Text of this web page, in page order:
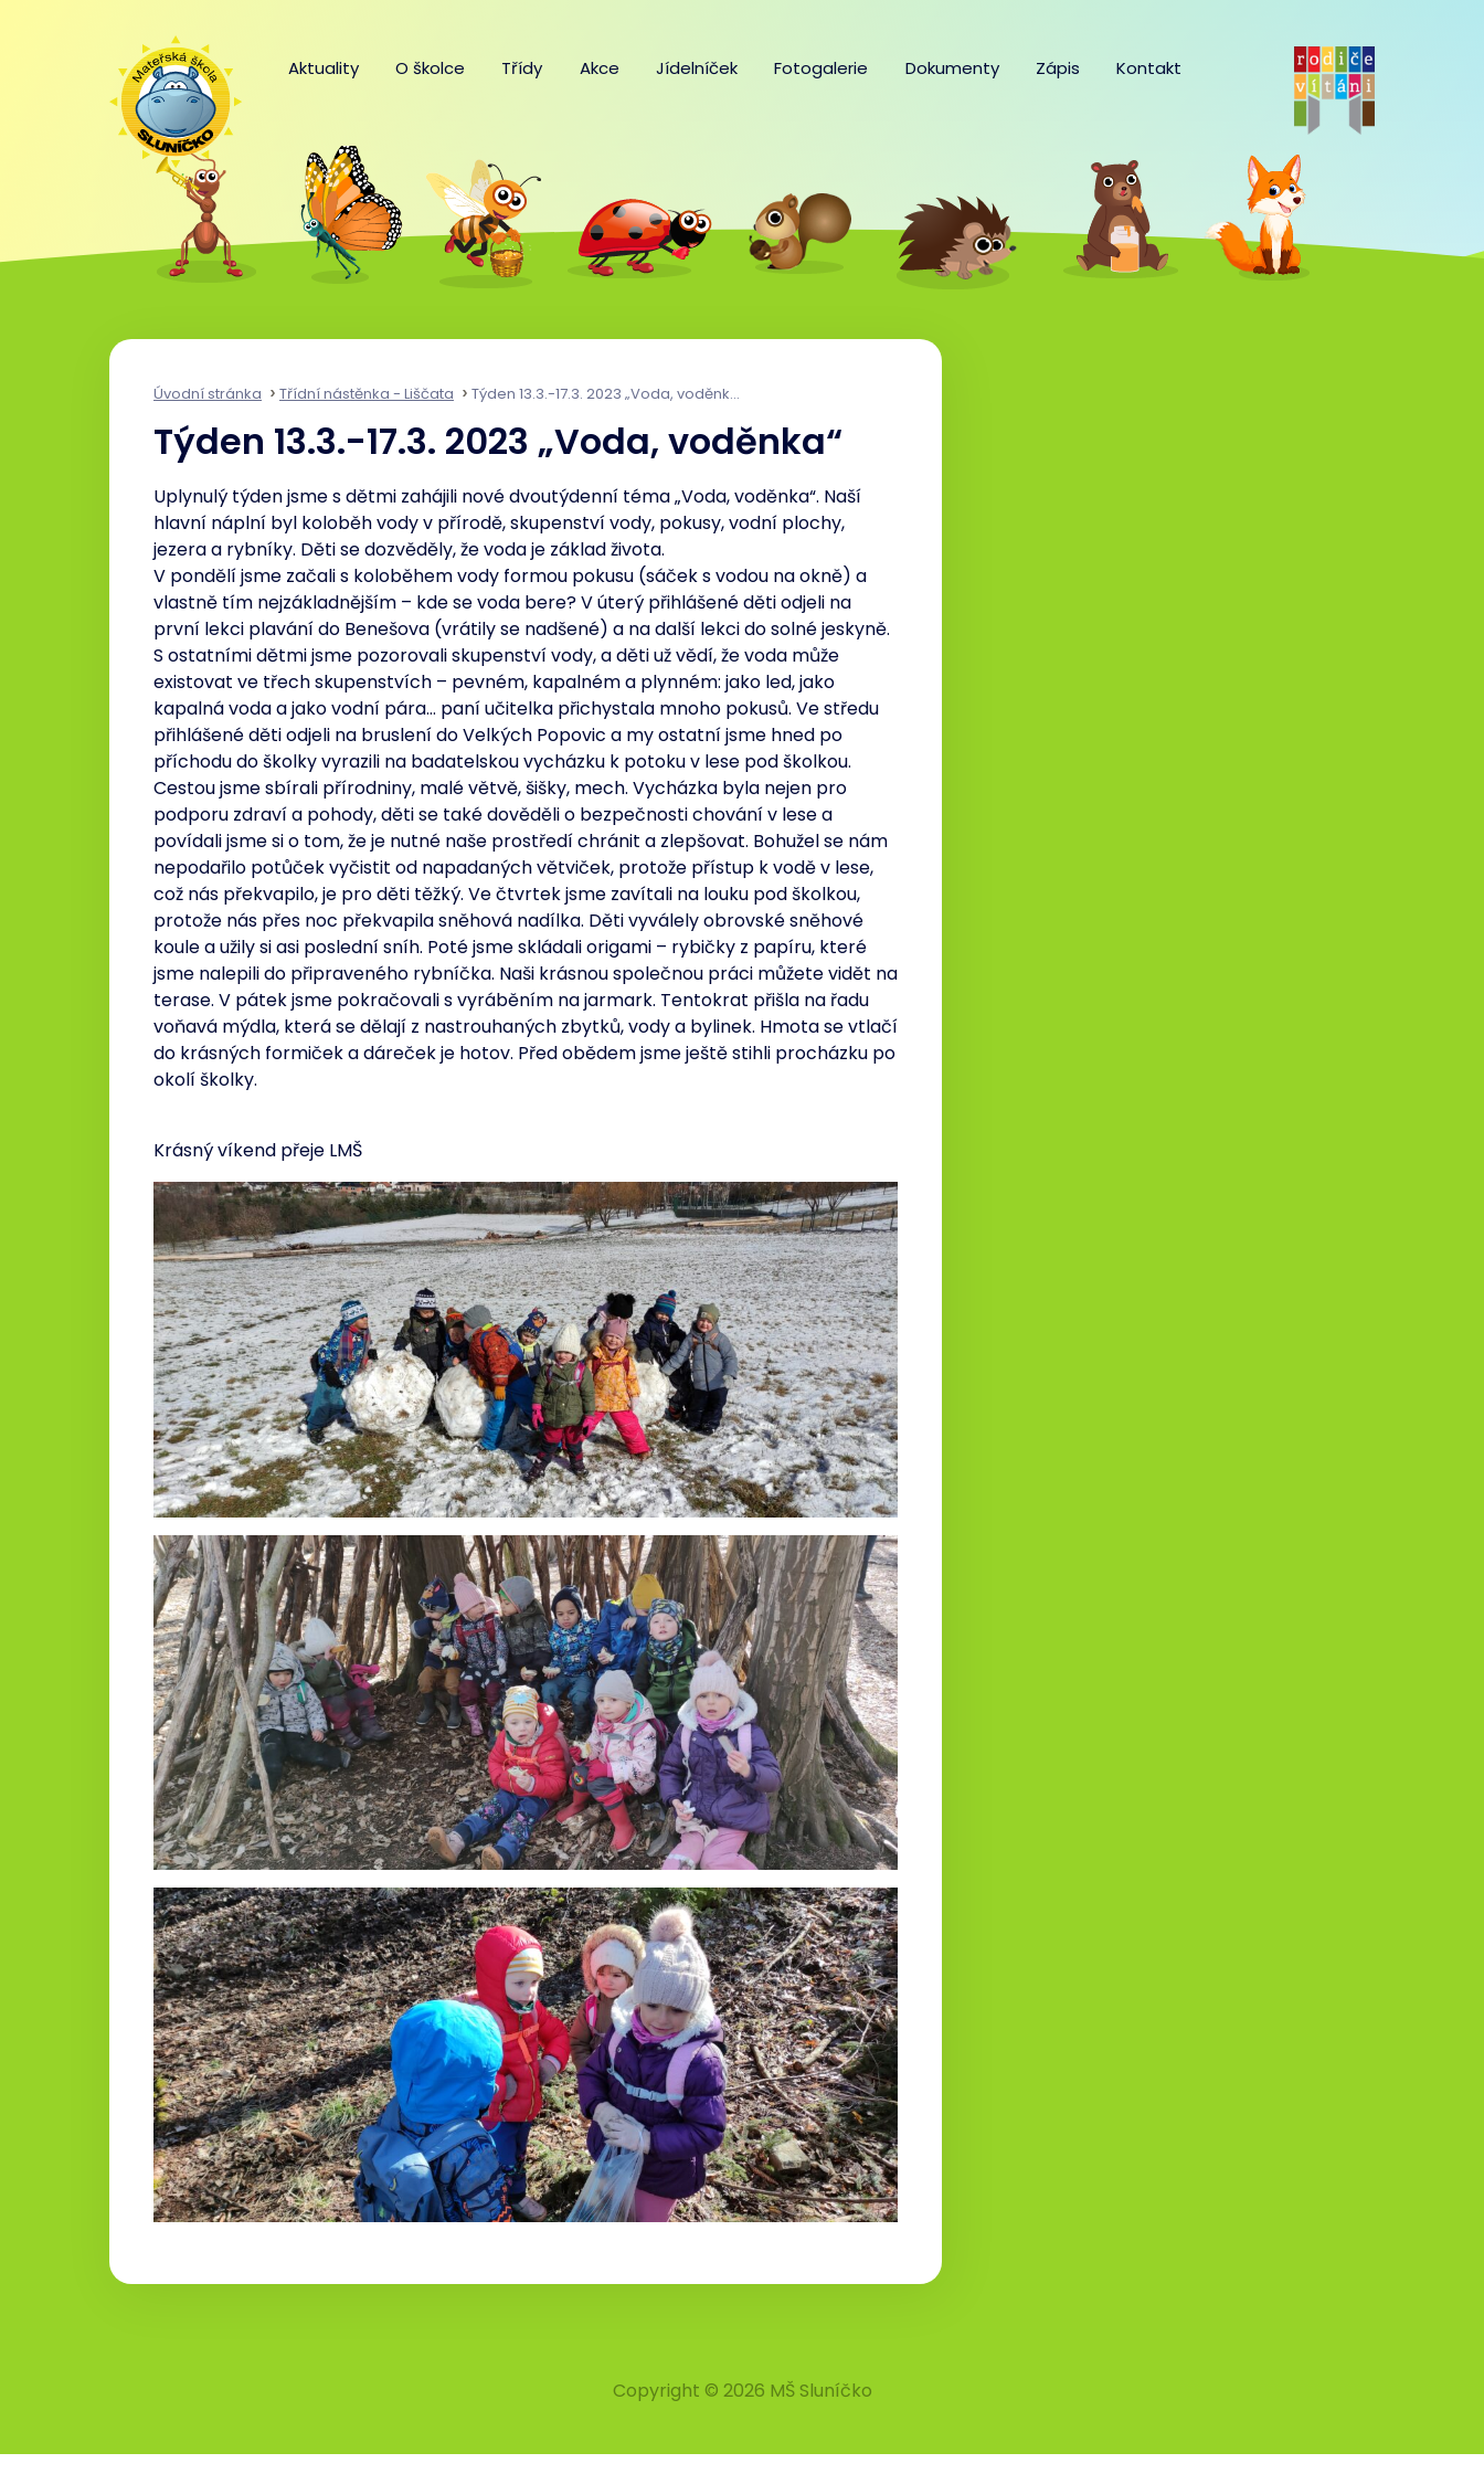
Aktuality O školce Třídy Akce Jídelníček Fotogalerie Dokumenty Zápis Kontakt
Úvodní stránka Třídní nástěnka - Liščata Týden 13.3.-17.3. 2023 „Voda, voděnka“
Týden 13.3.-17.3. 2023 „Voda, voděnka“
Uplynulý týden jsme s dětmi zahájili nové dvoutýdenní téma „Voda, voděnka“. Naší
hlavní náplní byl koloběh vody v přírodě, skupenství vody, pokusy, vodní plochy,
jezera a rybníky. Děti se dozvěděly, že voda je základ života.
V pondělí jsme začali s koloběhem vody formou pokusu (sáček s vodou na okně) a
vlastně tím nejzákladnějším – kde se voda bere? V úterý přihlášené děti odjeli na
první lekci plavání do Benešova (vrátily se nadšené) a na další lekci do solné jeskyně.
S ostatními dětmi jsme pozorovali skupenství vody, a děti už vědí, že voda může
existovat ve třech skupenstvích – pevném, kapalném a plynném: jako led, jako
kapalná voda a jako vodní pára… paní učitelka přichystala mnoho pokusů. Ve středu
přihlášené děti odjeli na bruslení do Velkých Popovic a my ostatní jsme hned po
příchodu do školky vyrazili na badatelskou vycházku k potoku v lese pod školkou.
Cestou jsme sbírali přírodniny, malé větvě, šišky, mech. Vycházka byla nejen pro
podporu zdraví a pohody, děti se také dověděli o bezpečnosti chování v lese a
povídali jsme si o tom, že je nutné naše prostředí chránit a zlepšovat. Bohužel se nám
nepodařilo potůček vyčistit od napadaných větviček, protože přístup k vodě v lese,
což nás překvapilo, je pro děti těžký. Ve čtvrtek jsme zavítali na louku pod školkou,
protože nás přes noc překvapila sněhová nadílka. Děti vyválely obrovské sněhové
koule a užily si asi poslední sníh. Poté jsme skládali origami – rybičky z papíru, které
jsme nalepili do připraveného rybníčka. Naši krásnou společnou práci můžete vidět na
terase. V pátek jsme pokračovali s vyráběním na jarmark. Tentokrat přišla na řadu
voňavá mýdla, která se dělají z nastrouhaných zbytků, vody a bylinek. Hmota se vtlačí
do krásných formiček a dáreček je hotov. Před obědem jsme ještě stihli procházku po
okolí školky.
Krásný víkend přeje LMŠ
Copyright © 2026 MŠ Sluníčko